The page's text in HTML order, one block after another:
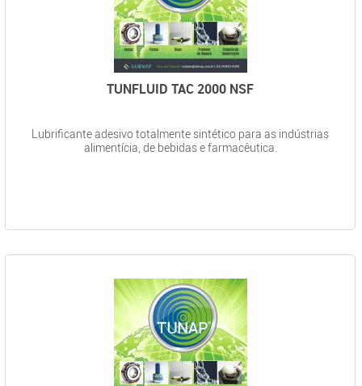
TUNFLUID TAC 2000 NSF
Lubrificante adesivo totalmente sintético para as indústrias
alimentícia, de bebidas e farmacêutica.